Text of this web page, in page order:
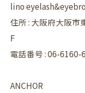
lino
住所 : 大阪府大阪
F
電話番号 : 06-6160-
ANCHOR